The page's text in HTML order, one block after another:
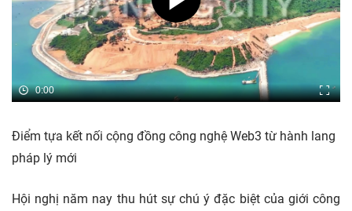
0:00
Điểm tựa kết nối cộng đồng công nghệ Web3 từ hành lang
pháp lý mới
Hội nghị năm nay thu hút sự chú ý đặc biệt của giới công